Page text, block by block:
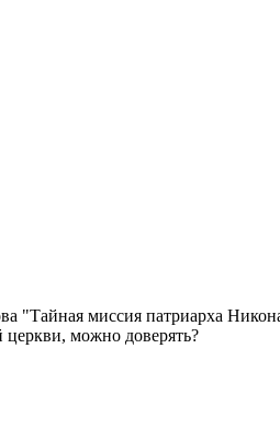
"Тайная миссия патриарха
церкви, можно доверять?